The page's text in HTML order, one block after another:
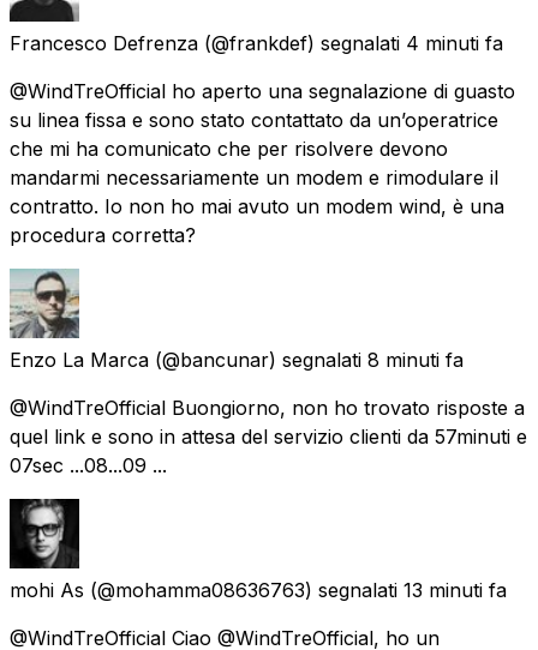
Francesco Defrenza (@frankdef) segnalati 4 minuti fa
@WindTreOfficial ho aperto una segnalazione di guasto
su linea fissa e sono stato contattato da un’operatrice
che mi ha comunicato che per risolvere devono
mandarmi necessariamente un modem e rimodulare il
contratto. Io non ho mai avuto un modem wind, è una
procedura corretta?
Enzo La Marca (@bancunar) segnalati 8 minuti fa
@WindTreOfficial Buongiorno, non ho trovato risposte a
quel link e sono in attesa del servizio clienti da 57minuti e
07sec ...08...09 ...
mohi As (@mohamma08636763) segnalati 13 minuti fa
@WindTreOfficial Ciao @WindTreOfficial, ho un